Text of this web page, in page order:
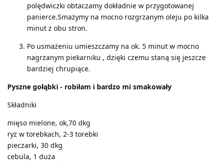
polędwiczki obtaczamy dokładnie w przygotowanej
panierce.Smażymy na mocno rozgrzanym oleju po kilka
minut z obu stron.
Po usmażeniu umieszczamy na ok. 5 minut w mocno
nagrzanym piekarniku , dzięki czemu staną się jeszcze
bardziej chrupiące.
Pyszne gołąbki - robiłam i bardzo mi smakowały
Składniki
mięso mielone, ok,70 dkg
ryz w torebkach, 2-3 torebki
pieczarki, 30 dkg
cebula, 1 duża